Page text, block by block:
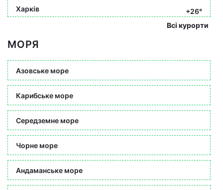
Харків
+26°
Всі курорти
МОРЯ
Азовське море
Карибське море
Середземне море
Чорне море
Андаманське море